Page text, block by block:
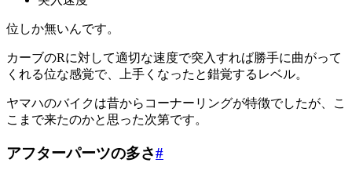
位しか無いんです。
カーブのRに対して適切な速度で突入すれば勝手に曲がって
くれる位な感覚で、上手くなったと錯覚するレベル。
ヤマハのバイクは昔からコーナーリングが特徴でしたが、こ
こまで来たのかと思った次第です。
アフターパーツの多さ#